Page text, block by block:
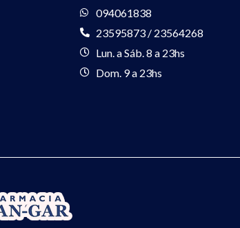
094061838
23595873 / 23564268
Lun. a Sáb. 8 a 23hs
Dom. 9 a 23hs